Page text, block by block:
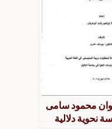
محمود سامى
نحوية دلالية